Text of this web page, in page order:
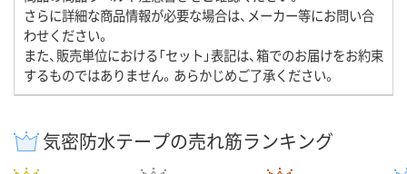
さらに詳細な商品情報が必要な場合は、メーカー等にお問い合
わせください。
また、販売単位における「セット」表記は、箱でのお届けをお約束
するものではありません。あらかじめご了承ください。
気密防水テープの売れ筋ランキング